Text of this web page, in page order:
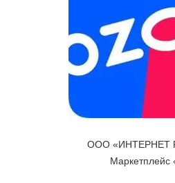
ООО «ИНТЕРНЕТ
Маркетплейс